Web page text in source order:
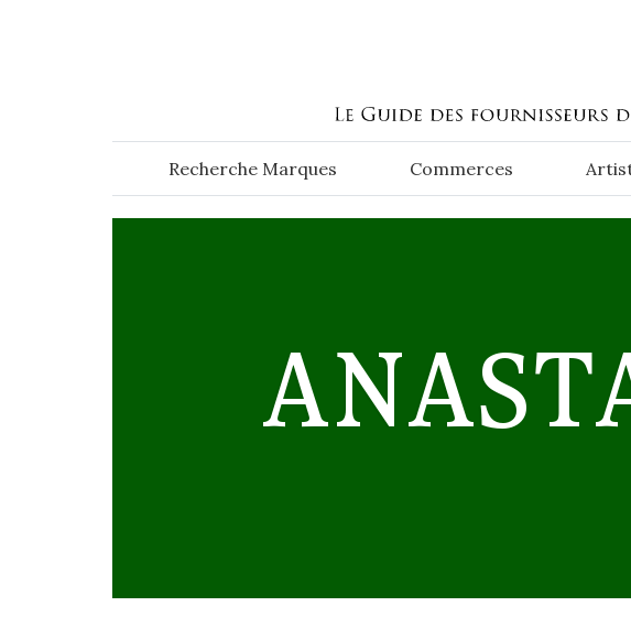
Recherche Marques Commerces